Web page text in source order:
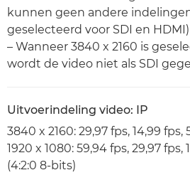
kunnen geen andere
geselecteerd voor SDI en HDMI)
– Wanneer 3840 x 2160 is
wordt de video niet als SDI
Uitvoerindeling video: IP
3840 x 2160: 29,97 fps, 14,99
1920 x 1080: 59,94 fps, 29,97 fps,
(4:2:0 8-bits)